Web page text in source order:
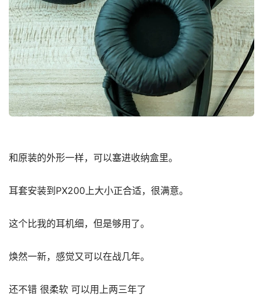
和原装的外形一样，可以塞进收纳盒里。
耳套安装到PX200上大小正合适，很满意。
这个比我的耳机细，但是够用了。
焕然一新，感觉又可以在战几年。
还不错 很柔软 可以用上两三年了